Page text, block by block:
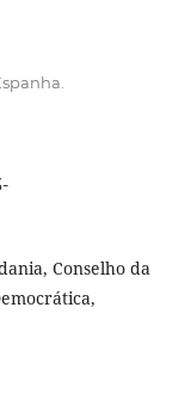
Conselho da